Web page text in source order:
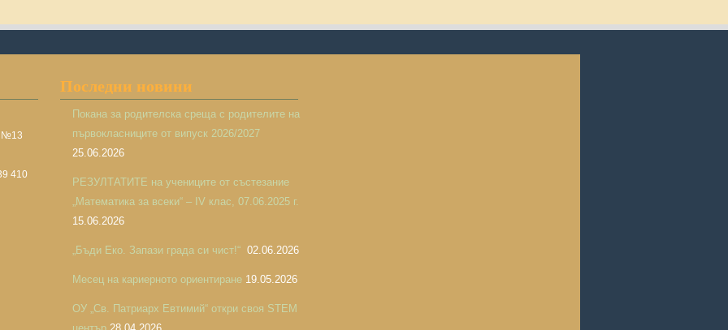
№13
410
Последни новини
Покана за родителска среща с родителите на
първокласниците от випуск 2026/2027
25.06.2026
РЕЗУЛТАТИТЕ на учениците от състезание
„Математика за всеки“ – IV клас, 07.06.2025 г.
15.06.2026
„Бъди Еко. Запази града си чист!“ 02.06.2026
Месец на кариерното ориентиране 19.05.2026
ОУ „Св. Патриарх Евтимий“ откри своя STEM